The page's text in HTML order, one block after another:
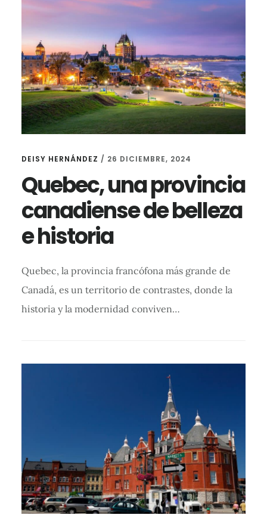
DEISY HERNÁNDEZ / 26 DICIEMBRE, 2024
Quebec, una provincia
canadiense de belleza
e historia
Quebec, la provincia francófona más grande de
Canadá, es un territorio de contrastes, donde la
historia y la modernidad conviven…